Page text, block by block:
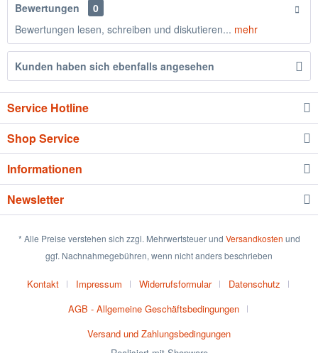
Bewertungen
0
Bewertungen lesen, schreiben und diskutieren... mehr
Kunden haben sich ebenfalls angesehen
Service Hotline
Shop Service
Informationen
Newsletter
* Alle Preise verstehen sich zzgl. Mehrwertsteuer und Versandkosten und
ggf. Nachnahmegebühren, wenn nicht anders beschrieben
Kontakt Impressum Widerrufsformular
Datenschutz
AGB - Allgemeine Geschäftsbedingungen
Versand und Zahlungsbedingungen